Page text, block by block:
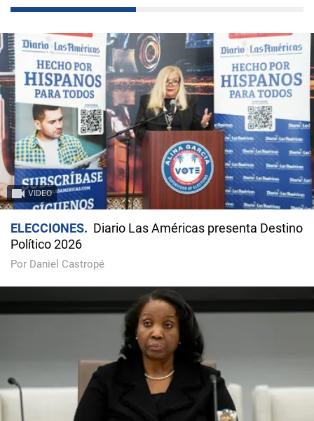
VIDEO
ELECCIONES
Diario Las Américas presenta Destino
Político 2026
Por Daniel Castropé